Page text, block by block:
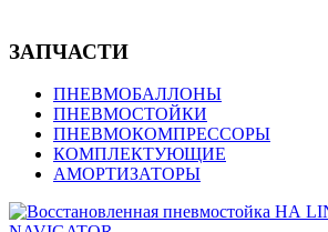
ЗАПЧАСТИ
ПНЕВМОБАЛЛОНЫ
ПНЕВМОСТОЙКИ
ПНЕВМОКОМПРЕССОРЫ
КОМПЛЕКТУЮЩИЕ
АМОРТИЗАТОРЫ